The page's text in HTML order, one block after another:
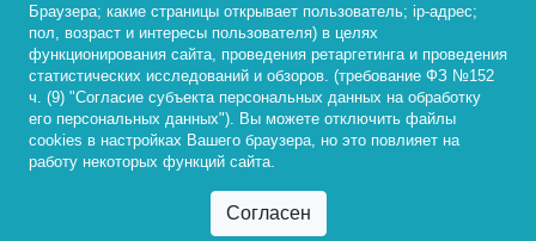
Федеральный портал «Российское образование»
http://www.edu.ru/
© 2026, ФГБОУ ВО «Байкальский государственный
университет»
Браузера; какие страницы открывает пользователь; ip-адрес;
пол, возраст и интересы пользователя) в целях
функционирования сайта, проведения ретаргетинга и проведения
статистических исследований и обзоров. (требование ФЗ №152
ч. (9) "Согласие субъекта персональных данных на обработку
его персональных данных"). Вы можете отключить файлы
cookies в настройках Вашего браузера, но это повлияет на
работу некоторых функций сайта.